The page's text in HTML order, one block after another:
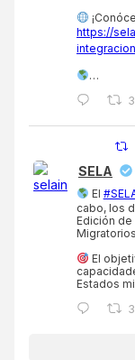
https://
…
3
SELA
El
cabo, los
Edición de
Migratorios
El
Estados
3